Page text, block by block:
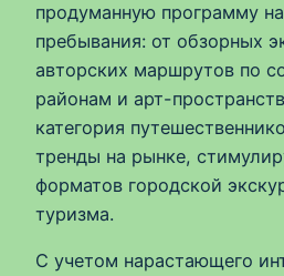
продуманную программу
пребывания: от обзорных
авторских маршрутов по
районам и арт-
категория
тренды на рынке,
форматов городской
туризма.
С учетом нарастающего